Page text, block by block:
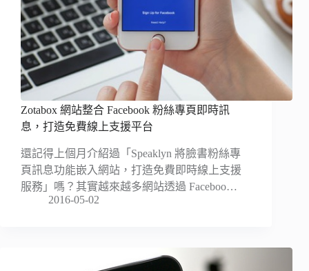
Zotabox 網站整合 Facebook 粉絲專頁即時訊
息，打造免費線上支援平台
還記得上個月介紹過「Speaklyn 將臉書粉絲專
頁訊息功能嵌入網站，打造免費即時線上支援
服務」嗎？其實越來越多網站透過 Faceboo…
2016-05-02